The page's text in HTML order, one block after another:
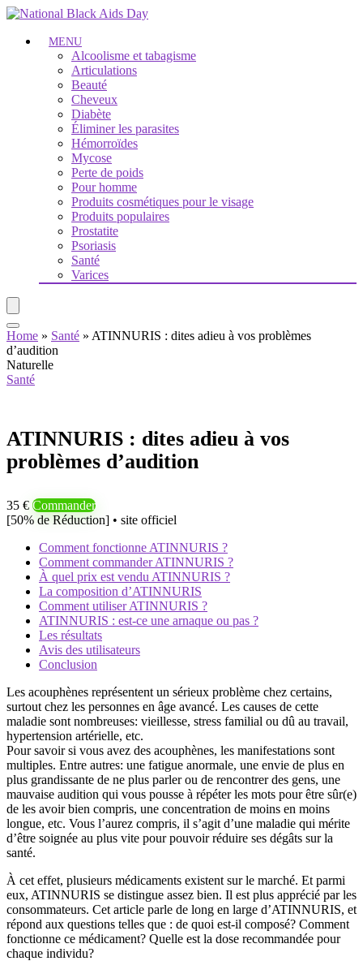
MENU
Alcoolisme et tabagisme
Articulations
Beauté
Cheveux
Diabète
Éliminer les parasites
Hémorroïdes
Mycose
Perte de poids
Pour homme
Produits cosmétiques pour le visage
Produits populaires
Prostatite
Psoriasis
Santé
Varices
Home » Santé » ATINNURIS : dites adieu à vos problèmes
d’audition
Naturelle
Santé
ATINNURIS : dites adieu à vos
problèmes d’audition
35 € Commander
[50% de Réduction] • site officiel
Comment fonctionne ATINNURIS ?
Comment commander ATINNURIS ?
À quel prix est vendu ATINNURIS ?
La composition d’ATINNURIS
Comment utiliser ATINNURIS ?
ATINNURIS : est-ce une arnaque ou pas ?
Les résultats
Avis des utilisateurs
Conclusion
Les acouphènes représentent un sérieux problème chez certains,
surtout chez les personnes en âge avancé. Les causes de cette
maladie sont nombreuses: vieillesse, stress familial ou dû au travail,
hypertension artérielle, etc.
Pour savoir si vous avez des acouphènes, les manifestations sont
multiples. Entre autres: une fatigue anormale, une envie de plus en
plus grandissante de ne plus parler ou de rencontrer des gens, une
mauvaise audition qui vous pousse à répéter les mots pour être sûr(e)
de les avoir bien compris, une concentration de moins en moins
longue, etc. Vous l’aurez compris, il s’agit d’une maladie qui mérite
d’être soignée au plus vite pour pouvoir réduire ses dégâts sur la
santé.
À cet effet, plusieurs médicaments existent sur le marché. Et parmi
eux, ATINNURIS se distingue assez bien. Il est plus apprécié par les
consommateurs. Cet article parle de long en large d’ATINNURIS, et
répond aux questions telles que : de quoi est-il composé? Comment
fonctionne ce médicament? Quelle est la dose recommandée pour
chaque individu?